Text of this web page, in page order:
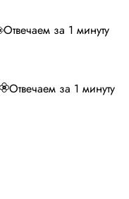
Отвечаем за 1 минуту
Отвечаем за 1 минуту